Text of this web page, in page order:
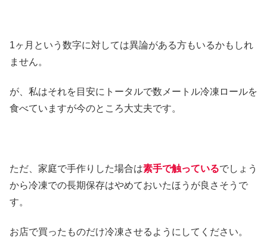
1ヶ月という数字に対しては異論がある方もいるかもしれ
ません。
が、私はそれを目安にトータルで数メートル冷凍ロールを
食べていますが今のところ大丈夫です。
ただ、家庭で手作りした場合は素手で触っているでしょう
から冷凍での長期保存はやめておいたほうが良さそうで
す。
お店で買ったものだけ冷凍させるようにしてください。